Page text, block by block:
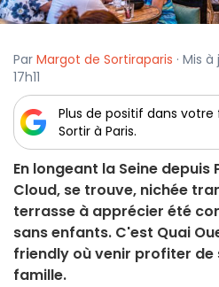
Par Margot de Sortiraparis · Mis
17h11
Plus de positif dans votre
Sortir à Paris.
En longeant la Seine
Cloud, se trouve, nichée
terrasse à apprécier été
sans enfants. C'est Quai
friendly où venir profiter de
famille.